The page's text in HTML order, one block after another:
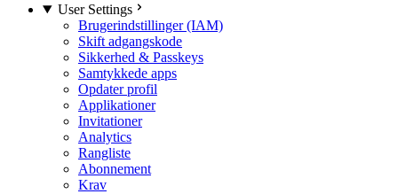
User Settings
Brugerindstillinger (IAM)
Skift adgangskode
Sikkerhed & Passkeys
Samtykkede apps
Opdater profil
Applikationer
Invitationer
Analytics
Rangliste
Abonnement
Krav